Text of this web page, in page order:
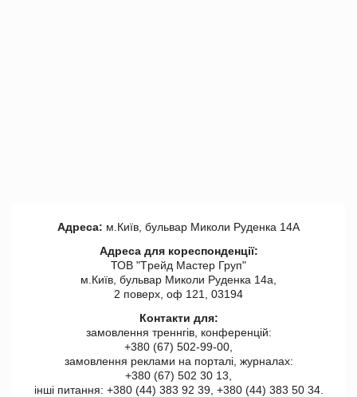
Адреса: м.Київ, бульвар Миколи Руденка 14А
Адреса для кореспонденції:
ТОВ "Tрейд Мастер Груп"
м.Київ, бульвар Миколи Руденка 14а,
2 поверх, оф 121, 03194
Контакти для:
замовлення треннгів, конференцій:
+380 (67) 502-99-00,
замовлення реклами на порталі, журналах:
+380 (67) 502 30 13,
інші питання: +380 (44) 383 92 39, +380 (44) 383 50 34.